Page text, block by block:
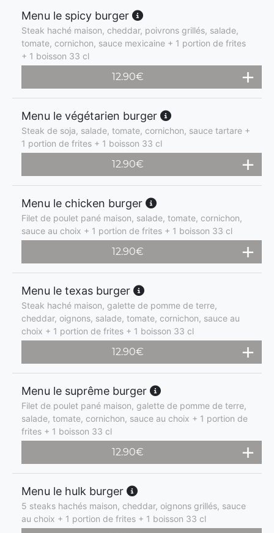
Menu le spicy burger
Steak haché maison, cheddar, poivrons grillés, salade,
tomate, cornichon, sauce mexicaine + 1 portion de frites
+ 1 boisson 33 cl
12.90€
Menu le végétarien burger
Steak de soja, salade, tomate, cornichon, sauce tartare +
1 portion de frites + 1 boisson 33 cl
12.90€
Menu le chicken burger
Filet de poulet pané maison, salade, tomate, cornichon,
sauce au choix + 1 portion de frites + 1 boisson 33 cl
12.90€
Menu le texas burger
Steak haché maison, galette de pomme de terre,
cheddar, oignons, salade, tomate, cornichon, sauce au
choix + 1 portion de frites + 1 boisson 33 cl
12.90€
Menu le suprême burger
Filet de poulet pané maison, galette de pomme de terre,
salade, tomate, cornichon, sauce au choix + 1 portion de
frites + 1 boisson 33 cl
12.90€
Menu le hulk burger
5 steaks hachés maison, cheddar, oignons grillés, sauce
au choix + 1 portion de frites + 1 boisson 33 cl